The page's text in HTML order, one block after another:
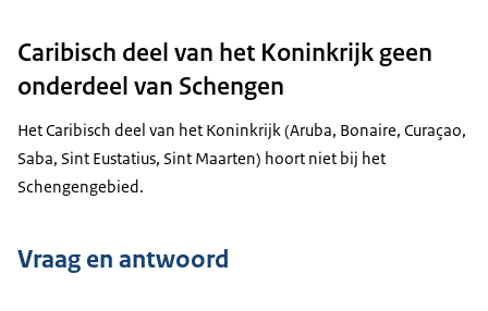
Caribisch deel van het Koninkrijk geen
onderdeel van Schengen
Het Caribisch deel van het Koninkrijk (Aruba, Bonaire, Curaçao,
Saba, Sint Eustatius, Sint Maarten) hoort niet bij het
Schengengebied.
Vraag en antwoord